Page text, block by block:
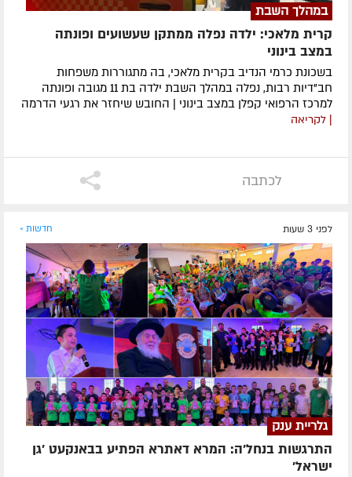
במהלך השבת
קרית מלאכי: ילדה נפלה ממתקן שעשועים ופונתה
במצב בינוני
בשכונת כרמי הנדיב בקרית מלאכי, בה מתגוררות משפחות
חב"דיות רבות, נפלה במהלך השבת ילדה בת 11 מגובה ופונתה
למרכז הרפואי קפלן במצב בינוני | החובש שיחזר את רגעי הדרמה
| לקריאה
לכתבה
לפני 3 שעות חדשות »
גלריית ענק
התרגשות בנחל'ה: המרא דאתרא הפתיע בבאנקעט 'גן
ישראל'